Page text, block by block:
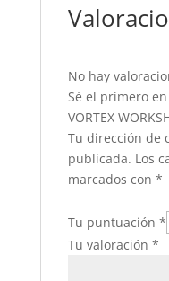
No hay
Sé el primero en
VORTEX
Tu dirección de
publicada. Los
marcados con *
Tu puntuación *
Tu valoración *